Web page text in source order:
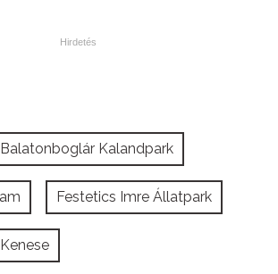
Balatonboglár Kalandpark
Festetics Imre Állatpark